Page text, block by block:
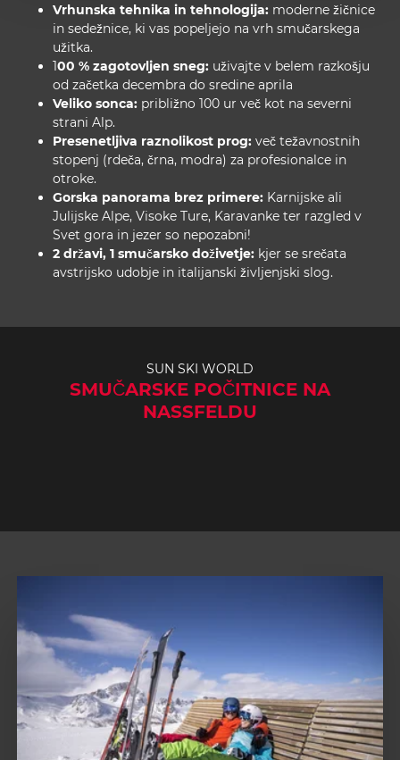
Vrhunska tehnika in tehnologija: moderne žičnice
in sedežnice, ki vas popeljejo na vrh smučarskega
užitka.
100 % zagotovljen sneg: uživajte v belem razkošju
od začetka decembra do sredine aprila
Veliko sonca: približno 100 ur več kot na severni
strani Alp.
Presenetljiva raznolikost prog: več težavnostnih
stopenj (rdeča, črna, modra) za profesionalce in
otroke.
Gorska panorama brez primere: Karnijske ali
Julijske Alpe, Visoke Ture, Karavanke ter razgled v
Svet gora in jezer so nepozabni!
2 državi, 1 smučarsko doživetje: kjer se srečata
avstrijsko udobje in italijanski življenjski slog.
SUN SKI WORLD
SMUČARSKE POČITNICE NA
NASSFELDU